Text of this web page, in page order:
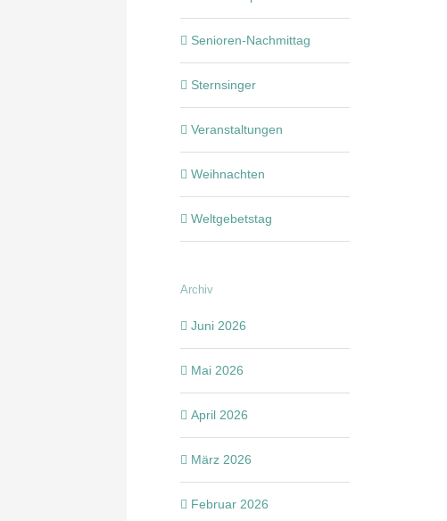
Senioren-Nachmittag
Sternsinger
Veranstaltungen
Weihnachten
Weltgebetstag
Archiv
Juni 2026
Mai 2026
April 2026
März 2026
Februar 2026